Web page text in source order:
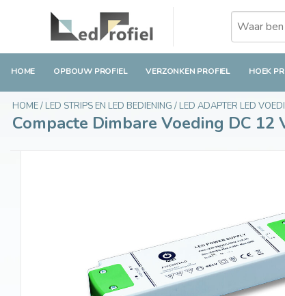
HOME OPBOUW PROFIEL VERZONKEN PROFIEL HOEK
Compacte Dimbare Voeding DC 12 Volt
HOME/ LED STRIPS EN LED BEDIENING / LED ADAPTER LED
Compacte Dimbare Voeding DC